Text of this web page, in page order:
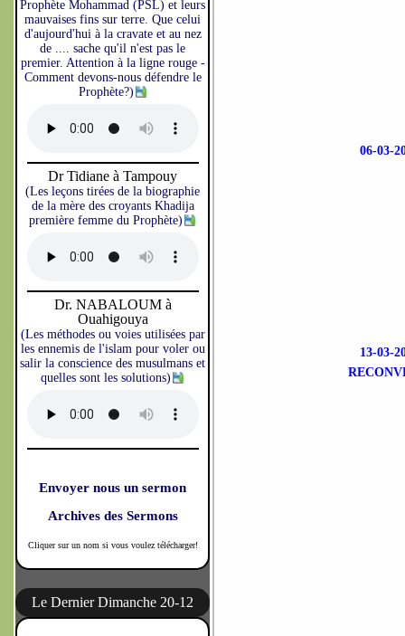
Prophète Mohammad (PSL) et leurs
mauvaises fins sur terre. Que celui
d'aujourd'hui à la cravate et au nez
de .... sache qu'il n'est pas le
premier. Attention à la ligne rouge -
Comment devons-nous défendre le
Prophète?)
Dr Tidiane à Tampouy
(Les leçons tirées de la biographie
de la mère des croyants Khadija
première femme du Prophète)
Dr. NABALOUM à
Ouahigouya
(Les méthodes ou voies utilisées par
les ennemis de l'islam pour voler ou
salir la conscience des musulmans et
quelles sont les solutions)
Envoyer nous un sermon
Archives des Sermons
Cliquer sur un nom si vous voulez télécharger!
Le Dernier Dimanche 20-12
06-03-
13-03-